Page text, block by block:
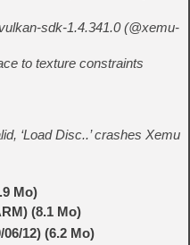
sdk-1.4.341.0 (@xemu-
to texture constraints
‘Load Disc..’ crashes Xemu
Mo)
(8.1 Mo)
12) (6.2 Mo)